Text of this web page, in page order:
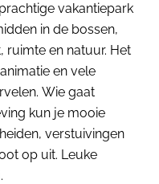
vakantiepark
in de bossen,
ruimte en natuur. Het
en vele
Wie gaat
kun je mooie
verstuivingen
op uit. Leuke